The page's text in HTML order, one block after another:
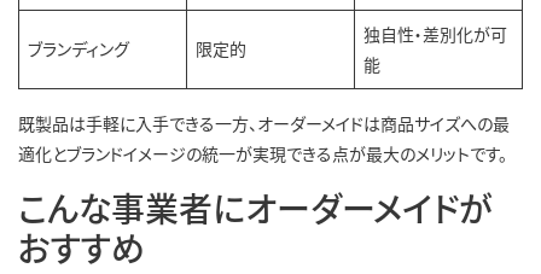
ブランディング 限定的
独自性・差別化が可
能
既製品は手軽に入手できる一方、オーダーメイドは商品サイズへの最
適化とブランドイメージの統一が実現できる点が最大のメリットです。
こんな事業者にオーダーメイドが
おすすめ